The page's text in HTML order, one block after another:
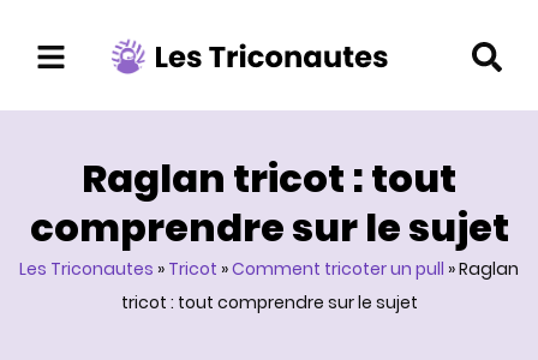
Aller
au
Raglan tricot : tout
comprendre sur le sujet
Les Triconautes » Tricot »Comment tricoter un pull »Raglan
tricot : tout comprendre sur le sujet